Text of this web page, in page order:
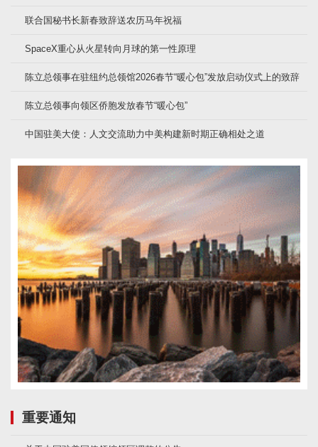
联合国秘书长新春致辞送农历马年祝福
SpaceX重心从火星转向月球的第一性原理
陈立总领事在驻纽约总领馆2026春节“暖心包”发放启动仪式上的致辞
陈立总领事向领区侨胞发放春节“暖心包”
中国驻美大使：人文交流助力中美构建新时期正确相处之道
重要通知